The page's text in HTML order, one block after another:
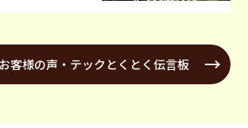
客様の声・テックとくとく伝言板